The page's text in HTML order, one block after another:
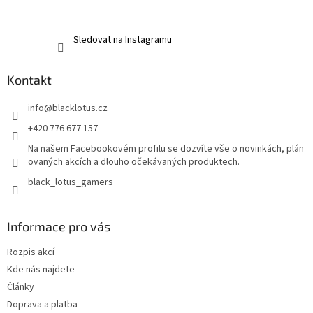
Sledovat na Instagramu
Kontakt
info@blacklotus.cz
+420 776 677 157
Na našem Facebookovém profilu se dozvíte vše o novinkách, plán
ovaných akcích a dlouho očekávaných produktech.
black_lotus_gamers
Informace pro vás
Rozpis akcí
Kde nás najdete
Články
Doprava a platba